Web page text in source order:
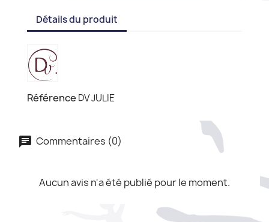
Détails du produit
Référence DV JULIE
Commentaires (0)
Aucun avis n'a été publié pour le moment.